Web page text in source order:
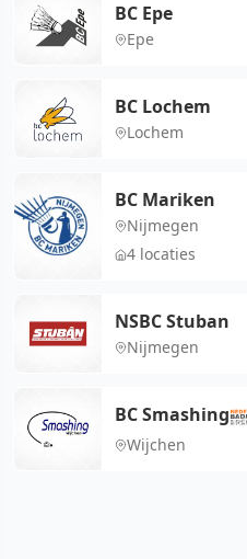
BC Epe
Epe
BC Lochem
Lochem
BC Mariken
Nijmegen
4 locaties
NSBC Stuban
Nijmegen
BC Smashing
Wijchen